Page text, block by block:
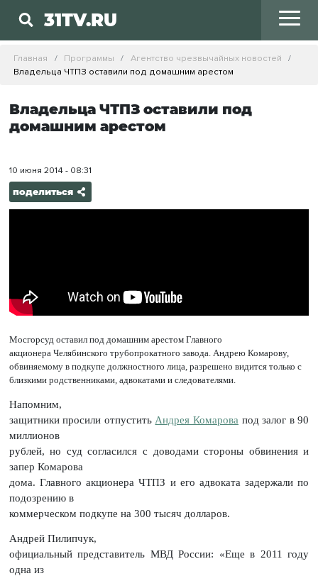
31TV.RU
Главная Программы
Агентство чрезвычайных новостей
Владельца ЧТПЗ оставили под домашним арестом
Владельца ЧТПЗ оставили под
домашним арестом
10 июня 2014 - 08:31
поделиться
Мосгорсуд оставил под домашним арестом Главного
акционера Челябинского трубопрокатного завода. Андрею Комарову,
обвиняемому в подкупе должностного лица, разрешено видится только с
близкими родственниками, адвокатами и следователями.
Напомним,
защитники просили отпустить Андрея Комарова под залог в 90
миллионов
рублей, но суд согласился с доводами стороны обвинения и
запер Комарова
дома. Главного акционера ЧТПЗ и его адвоката задержали по
подозрению в
коммерческом подкупе на 300 тысяч долларов.
Андрей Пилипчук,
официальный представитель МВД России: «Еще в 2011 году
одна из